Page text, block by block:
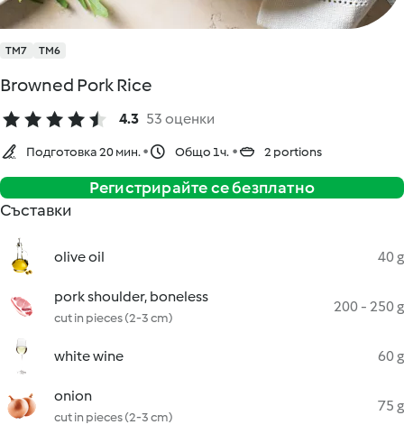
TM7 TM6
Browned Pork Rice
4.3 53 оценки
Подготовка 20 мин. Общо 1ч. 2 portions
Регистрирайте се безплатно
Съставки
olive oil 40 g
pork shoulder, boneless
cut in pieces (2-3 cm)
200 - 250 g
white wine 60 g
onion
cut in pieces (2-3 cm)
75 g